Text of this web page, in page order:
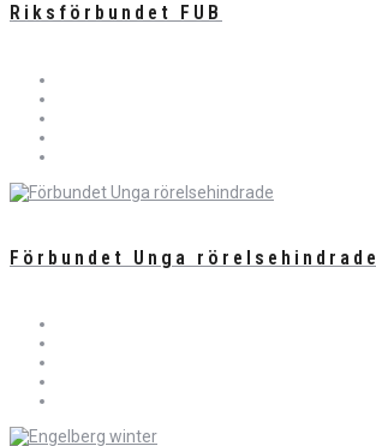
Riksförbundet FUB
Förbundet Unga rörelsehindrade